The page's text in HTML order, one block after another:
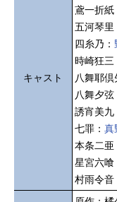
キャスト
鳶一折紙
五河琴里
四糸乃：
時崎狂三
八舞耶倶
八舞夕弦
誘宵美九
七罪： 真
本条二亜
星宮六喰
村雨令音